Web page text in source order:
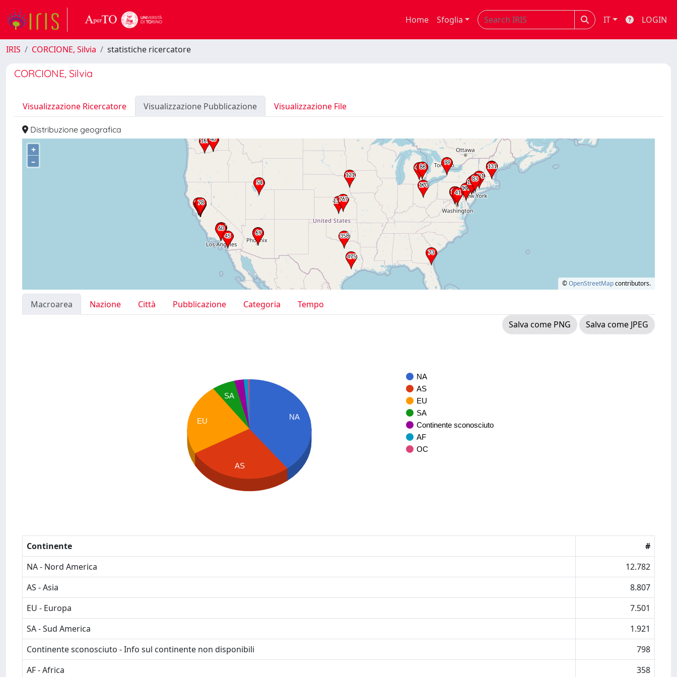
Home Sfoglia IT LOGIN
IRIS CORCIONE, Silvia statistiche ricercatore
CORCIONE, Silvia
Visualizzazione Ricercatore Visualizzazione Pubblicazione Visualizzazione File
Distribuzione geografica
+
–
©OpenStreetMapcontributors.
Macroarea Nazione Città Pubblicazione Categoria
Tempo
Salva come PNG
Salva come JPEG
NA
AS
EU
SA
Continente sconosciuto
AF
OC
NA
SA
EU
AS
Continente
#
NA - Nord America
12.782
AS - Asia
8.807
EU - Europa
7.501
SA - Sud America
1.921
Continente sconosciuto - Info sul continente non disponibili
798
AF - Africa
358